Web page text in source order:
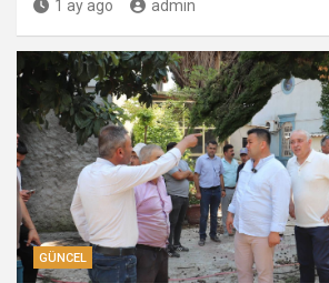
1 ay ago admin
GÜNCEL